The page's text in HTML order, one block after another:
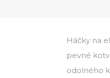
Háčky na
pevné
odolného